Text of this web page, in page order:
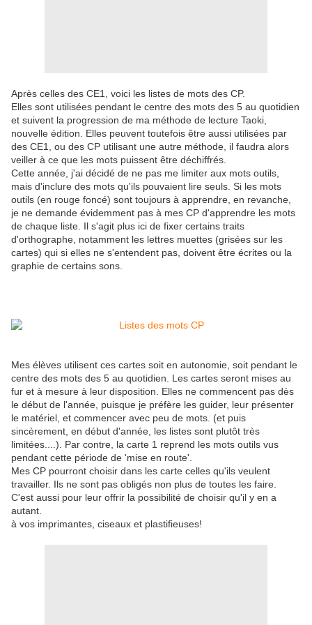
Après celles des CE1, voici les listes de mots des CP.
Elles sont utilisées pendant le centre des mots des 5 au quotidien
et suivent la progression de ma méthode de lecture Taoki,
nouvelle édition. Elles peuvent toutefois être aussi utilisées par
des CE1, ou des CP utilisant une autre méthode, il faudra alors
veiller à ce que les mots puissent être déchiffrés.
Cette année, j'ai décidé de ne pas me limiter aux mots outils,
mais d'inclure des mots qu'ils pouvaient lire seuls. Si les mots
outils (en rouge foncé) sont toujours à apprendre, en revanche,
je ne demande évidemment pas à mes CP d'apprendre les mots
de chaque liste. Il s'agit plus ici de fixer certains traits
d'orthographe, notamment les lettres muettes (grisées sur les
cartes) qui si elles ne s'entendent pas, doivent être écrites ou la
graphie de certains sons.
Mes élèves utilisent ces cartes soit en autonomie, soit pendant le
centre des mots des 5 au quotidien. Les cartes seront mises au
fur et à mesure à leur disposition. Elles ne commencent pas dès
le début de l'année, puisque je préfère les guider, leur présenter
le matériel, et commencer avec peu de mots. (et puis
sincèrement, en début d'année, les listes sont plutôt très
limitées....). Par contre, la carte 1 reprend les mots outils vus
pendant cette période de 'mise en route'.
Mes CP pourront choisir dans les carte celles qu'ils veulent
travailler. Ils ne sont pas obligés non plus de toutes les faire.
C'est aussi pour leur offrir la possibilité de choisir qu'il y en a
autant.
à vos imprimantes, ciseaux et plastifieuses!